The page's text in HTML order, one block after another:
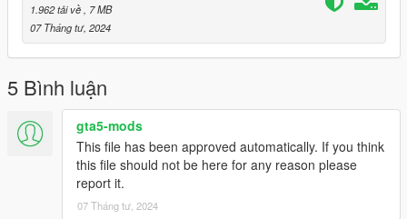
1.962 tải về
, 7 MB
07 Tháng tư, 2024
5 Bình luận
gta5-mods
This file has been approved automatically. If you think
this file should not be here for any reason please
report it.
07 Tháng tư, 2024